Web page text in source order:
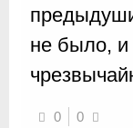
не было, и
0 0